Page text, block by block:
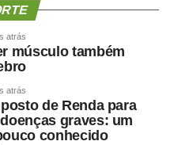
compromissos
precisa, antes de
e pessoas que
atrás
músculo também
atrás
de Renda para
graves: um
conhecido